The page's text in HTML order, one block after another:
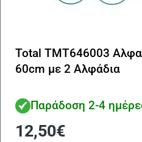
Total TMT646003
60cm με 2 Αλφάδια
Παράδοση 2-4
12,50€